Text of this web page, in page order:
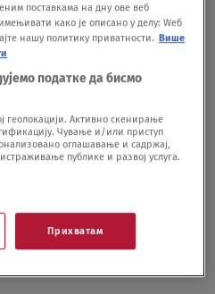
|photo: Pedja Milosavljevic /
u reprezentaciji pokazao
Petrović imao je
protiv Andore.
svima do znanja zbog
Notingem Foresta i
поставкама на дну ове веб
како је описано у делу: Wеб
нашу политику приватности. Више
податке да бисмо
геолокацији. Активно скенирање
Чување и/или приступ
оглашавање и садржај,
публике и развој услуга.
Прихватам